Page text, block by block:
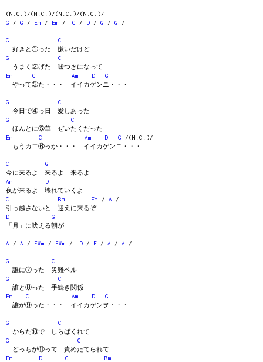
(N.C.)/(N.C.)/(N.C.)/(N.C.)/
G / G / Em / Em / C / D / G / G /
G
C
好きと①った 嫌いだけど
G
C
うまく②げた 嘘つきになって
Em
C Am D
G
やって③た・・・ イイカゲンニ・・・
G
C
今日で④っ日 愛しあった
G
C
ほんとに⑤華 ぜいたくだった
Em
C Am D G /(N.C.)/
もうカエ⑥っか・・・ イイカゲンニ・・・
C
G
今に来るよ 来るよ 来るよ
Am
D
夜が来るよ 壊れていくよ
C
Bm Em / A /
引っ越さないと 迎えに来るぞ
D
G
「月」に吠える朝が
A / A / F#m / F#m / D / E / A / A /
G
C
誰に⑦った 災難ベル
G
C
誰と⑧った 手続き関係
Em
C Am D
G
誰が⑨った・・・ イイカゲンヲ・・・
G
C
からだ⑩で しらばくれて
G
C
どっちが⑪って 責めたてられて
Em
D C
Bm